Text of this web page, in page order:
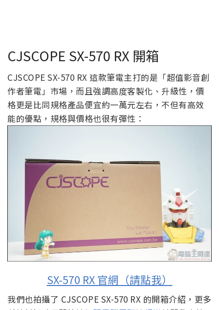
CJSCOPE SX-570 RX 開箱
CJSCOPE SX-570 RX 這款筆電主打的是「超值影音創
作者筆電」市場，而且強調高度客製化、升級性，價
格更是比同規格產品便宜約一萬元左右，不但有高效
能的優點，規格與價格也很有彈性：
SX-570 RX 官網（請點我）
我們也拍攝了 CJSCOPE SX-570 RX 的開箱介紹，更多